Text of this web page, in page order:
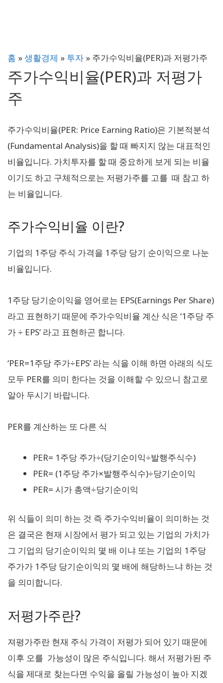
홈 »생활경제 » 투자 » 주가수익비율(PER)과 저평가주
주가수익비율(PER)과 저평가
주
주가수익비율(PER: Price Earning Ratio)은 기본적분석
(Fundamental Analysis)을 할 때 빠지지 않는 대표적인
비율입니다. 가치투자를 할 때 중요하게 보게 되는 비율
이기도 하고 구체적으로는 저평가주를 고를 때 참고 하
는 비율입니다.
주가수익비율 이란?
기업의 1주당 주식 가격을 1주당 당기 순이익으로 나눈
비율입니다.
1주당 당기순이익을 영어로는 EPS(Earnings Per Share)
라고 표현하기 때문에 주가수익비율 계산 식은 ‘1주당 주
가 ÷ EPS’ 라고 표현하곤 합니다.
‘PER=1주당 주가÷EPS’ 라는 식을 이해 하면 아래의 식도
모두 PER를 의미 한다는 것을 이해할 수 있으니 참고로
알아 두시기 바랍니다.
PER를 계산하는 또 다른 식
PER= 1주당 주가÷(당기순이익÷발행주식수)
PER= (1주당 주가×발행주식수)÷당기순이익
PER= 시가 총액÷당기순이익
위 식들이 의미 하는 것 즉 주가수익비율이 의미하는 것
은 결국은 현재 시장에서 평가 되고 있는 기업의 가치가
그 기업의 당기순이익의 몇 배 이냐 또는 기업의 1주당
주가가 1주당 당기순이익의 몇 배에 해당하느냐 하는 것
을 의미합니다.
저평가주란?
져평가주란 현재 주식 가격이 저평가 되어 있기 때문에
이후 오를 가능성이 많은 주식입니다. 해서 저평가된 주
식을 제대로 찾는다면 수익을 올릴 가능성이 높아 지겠